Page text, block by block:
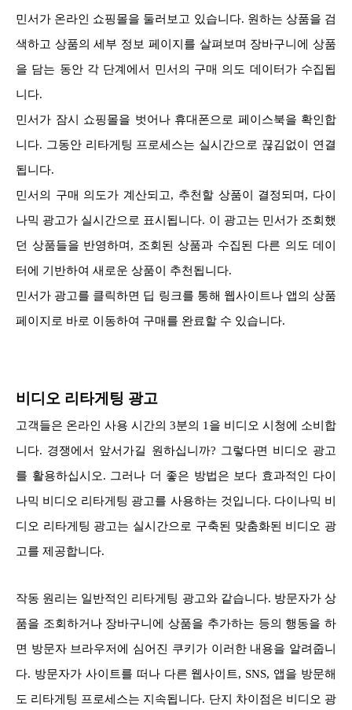
민서가 온라인 쇼핑몰을 둘러보고 있습니다. 원하는 상품을 검
색하고 상품의 세부 정보 페이지를 살펴보며 장바구니에 상품
을 담는 동안 각 단계에서 민서의 구매 의도 데이터가 수집됩
니다.
민서가 잠시 쇼핑몰을 벗어나 휴대폰으로 페이스북을 확인합
니다. 그동안 리타게팅 프로세스는 실시간으로 끊김없이 연결
됩니다.
민서의 구매 의도가 계산되고, 추천할 상품이 결정되며, 다이
나믹 광고가 실시간으로 표시됩니다. 이 광고는 민서가 조회했
던 상품들을 반영하며, 조회된 상품과 수집된 다른 의도 데이
터에 기반하여 새로운 상품이 추천됩니다.
민서가 광고를 클릭하면 딥 링크를 통해 웹사이트나 앱의 상품
페이지로 바로 이동하여 구매를 완료할 수 있습니다.
비디오 리타게팅 광고
고객들은 온라인 사용 시간의 3분의 1을 비디오 시청에 소비합
니다. 경쟁에서 앞서가길 원하십니까? 그렇다면 비디오 광고
를 활용하십시오. 그러나 더 좋은 방법은 보다 효과적인 다이
나믹 비디오 리타게팅 광고를 사용하는 것입니다. 다이나믹 비
디오 리타게팅 광고는 실시간으로 구축된 맞춤화된 비디오 광
고를 제공합니다.
작동 원리는 일반적인 리타게팅 광고와 같습니다. 방문자가 상
품을 조회하거나 장바구니에 상품을 추가하는 등의 행동을 하
면 방문자 브라우저에 심어진 쿠키가 이러한 내용을 알려줍니
다. 방문자가 사이트를 떠나 다른 웹사이트, SNS, 앱을 방문해
도 리타게팅 프로세스는 지속됩니다. 단지 차이점은 비디오 광